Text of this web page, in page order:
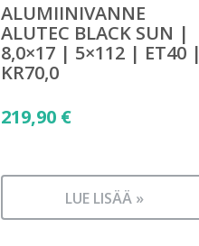
ALUMIINIVANNE
ALUTEC BLACK SUN |
8,0×17 | 5×112 | ET40 |
KR70,0
219,90 €
LUE LISÄÄ »